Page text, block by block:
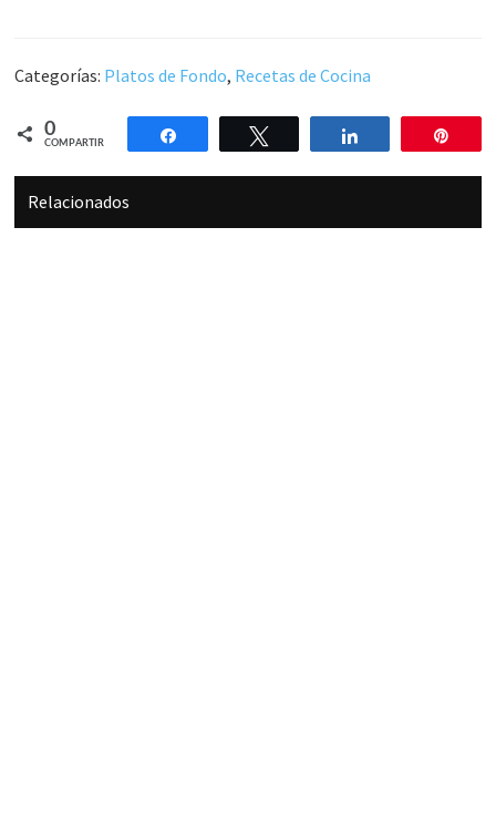
Categorías: Platos de Fondo, Recetas de Cocina
0
COMPARTIR
Compartir Compartir
Relacionados